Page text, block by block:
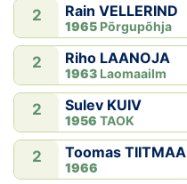
2 Rain VELLERIND
1965 Põrgupõhja
2 Riho LAANOJA
1963 Laomaailm
2 Sulev KUIV
1956 TAOK
2 Toomas TIITMAA
1966